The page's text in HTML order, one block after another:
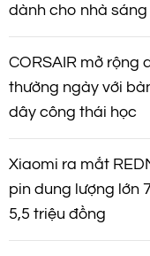
dành cho nhà
CORSAIR mở rộng
thường ngày với
dây công thái học
Xiaomi ra mắt
pin dung lượng lớn
5,5 triệu đồng